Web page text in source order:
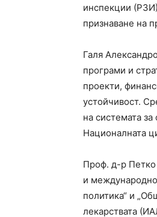
инспекции
признаване на
Галя
програми и
проекти,
устойчивост.
на системата
Националната
Проф. д-р Петко
и
политика“ и
лекарствата